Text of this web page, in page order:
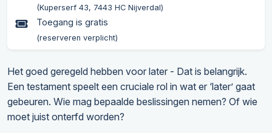
(Kuperserf 43, 7443 HC Nijverdal)
Toegang is gratis
(reserveren verplicht)
Het goed geregeld hebben voor later - Dat is belangrijk.
Een testament speelt een cruciale rol in wat er ‘later’ gaat
gebeuren. Wie mag bepaalde beslissingen nemen? Of wie
moet juist onterfd worden?